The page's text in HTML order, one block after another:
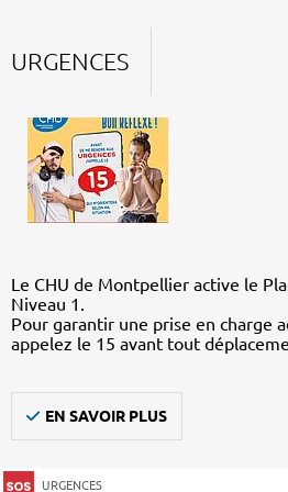
URGENCES
Le CHU de Montpellier active le
Niveau 1.
Pour garantir une prise en charge
appelez le 15 avant tout
EN SAVOIR PLUS
URGENCES